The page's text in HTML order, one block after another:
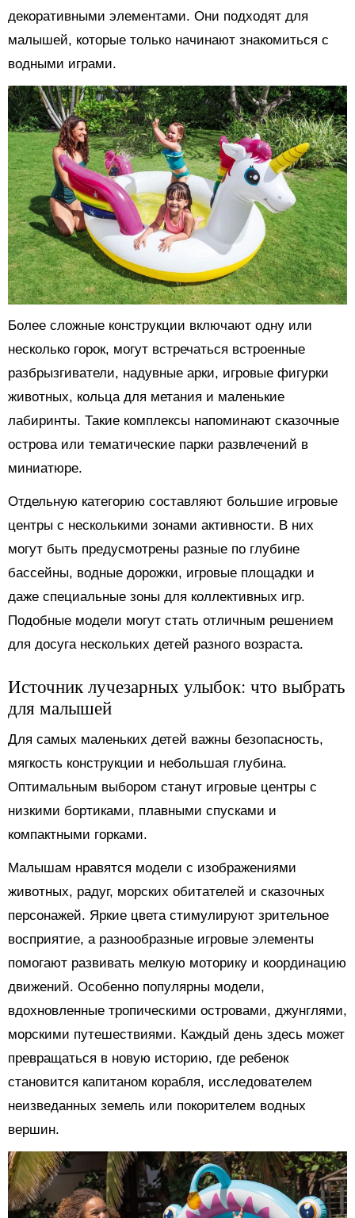
декоративными элементами. Они подходят для
малышей, которые только начинают знакомиться с
водными играми.
Более сложные конструкции включают одну или
несколько горок, могут встречаться встроенные
разбрызгиватели, надувные арки, игровые фигурки
животных, кольца для метания и маленькие
лабиринты. Такие комплексы напоминают сказочные
острова или тематические парки развлечений в
миниатюре.
Отдельную категорию составляют большие игровые
центры с несколькими зонами активности. В них
могут быть предусмотрены разные по глубине
бассейны, водные дорожки, игровые площадки и
даже специальные зоны для коллективных игр.
Подобные модели могут стать отличным решением
для досуга нескольких детей разного возраста.
Источник лучезарных улыбок: что выбрать
для малышей
Для самых маленьких детей важны безопасность,
мягкость конструкции и небольшая глубина.
Оптимальным выбором станут игровые центры с
низкими бортиками, плавными спусками и
компактными горками.
Малышам нравятся модели с изображениями
животных, радуг, морских обитателей и сказочных
персонажей. Яркие цвета стимулируют зрительное
восприятие, а разнообразные игровые элементы
помогают развивать мелкую моторику и координацию
движений. Особенно популярны модели,
вдохновленные тропическими островами, джунглями,
морскими путешествиями. Каждый день здесь может
превращаться в новую историю, где ребенок
становится капитаном корабля, исследователем
неизведанных земель или покорителем водных
вершин.